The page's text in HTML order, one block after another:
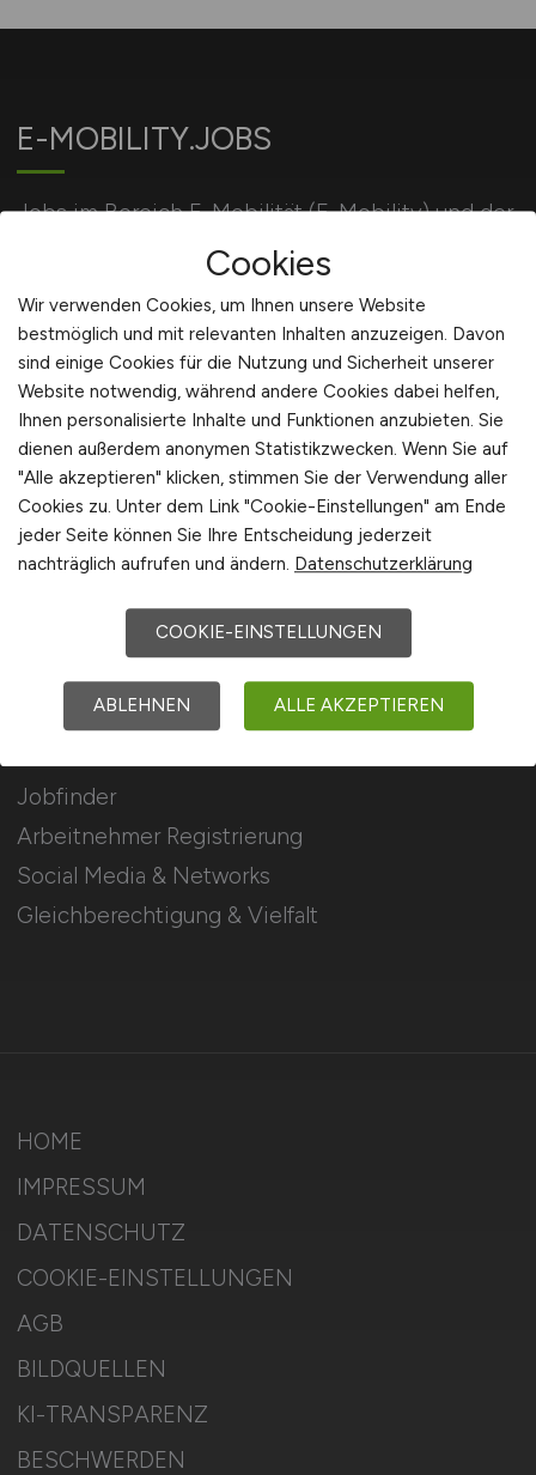
E-MOBILITY.JOBS
Jobs im Bereich E-Mobilität (E-Mobility) und der
Für Arbeitnehmer
Jobfinder
Arbeitnehmer Registrierung
Social Media & Networks
Gleichberechtigung & Vielfalt
Für Arbeitgeber
Stellenanzeigen schalten
Mediadaten & Konditionen
Arbeitgeber Seite
Arbeitgeber Kontakt
Karrierenetzwerk
HOME
IMPRESSUM
DATENSCHUTZ
COOKIE-EINSTELLUNGEN
AGB
BILDQUELLEN
KI-TRANSPARENZ
BESCHWERDEN
Cookies
Wir verwenden Cookies, um Ihnen unsere Website
bestmöglich und mit relevanten Inhalten anzuzeigen. Davon
sind einige Cookies für die Nutzung und Sicherheit unserer
Website notwendig, während andere Cookies dabei helfen,
Ihnen personalisierte Inhalte und Funktionen anzubieten. Sie
dienen außerdem anonymen Statistikzwecken. Wenn Sie auf
"Alle akzeptieren" klicken, stimmen Sie der Verwendung aller
Cookies zu. Unter dem Link "Cookie-Einstellungen" am Ende
jeder Seite können Sie Ihre Entscheidung jederzeit
nachträglich aufrufen und ändern. Datenschutzerklärung
COOKIE-EINSTELLUNGEN
ABLEHNEN ALLE AKZEPTIEREN